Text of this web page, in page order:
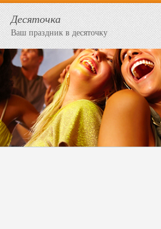
Десяточка
Ваш праздник в десяточку